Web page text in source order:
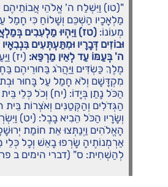
"(טו) וַיִּשְׁלַח ה' אֱלֹהֵי אֲבוֹתֵיהֶם
מַלְאָכָיו הַשְׁכֵּם וְשָׁלוֹחַ כִּי חָמַל
מְעוֹנוֹ: (טז) וַיִּהְיוּ מַלְעִבִים
וּבוֹזִים דְּבָרָיו וּמִתַּעְתְּעִים
ה' בְּעַמּוֹ עַד לְאֵין מַרְפֵּא: (יז)
מֶלֶךְ כַּשְׂדִּים וַיַּהֲרֹג בַּחוּרֵיהֶם
מִקְדָּשָׁם וְלֹא חָמַל עַל בָּחוּר
הַכֹּל נָתַן בְּיָדוֹ: (יח) וְכֹל כְּלֵי
הַגְּדֹלִים וְהַקְּטַנִּים וְאֹצְרוֹת
וְשָׂרָיו הַכֹּל הֵבִיא בָבֶל: (יט)
הָאֱלֹהִים וַיְנַתְּצוּ אֵת חוֹמַת
אַרְמְנוֹתֶיהָ שָׂרְפוּ בָאֵשׁ וְכָל כְּלֵי
לְהַשְׁחִית: ס" (דברי הימים ב